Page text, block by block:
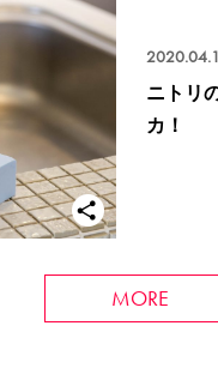
ニトリ
カ！
MORE